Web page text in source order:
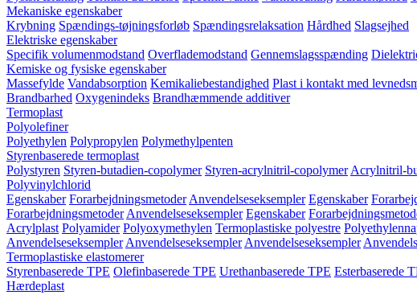
Mekaniske egenskaber
Krybning Spændings-tøjningsforløb Spændingsrelaksation Hårdhed Slagsejhed
Elektriske egenskaber
Specifik volumenmodstand Overflademodstand Gennemslagsspænding
Kemiske og fysiske egenskaber
Massefylde Vandabsorption Kemikaliebestandighed Plast i kontakt med
Brandbarhed Oxygenindeks Brandhæmmende additiver
Termoplast
Polyolefiner
Polyethylen Polypropylen Polymethylpenten
Styrenbaserede termoplast
Polystyren Styren-butadien-copolymer Styren-acrylnitril-copolymer Acrylnitril-
Polyvinylchlorid
Egenskaber Forarbejdningsmetoder Anvendelseseksempler Egenskaber
Forarbejdningsmetoder Anvendelseseksempler Egenskaber
Acrylplast Polyamider Polyoxymethylen Termoplastiske polyestre
Anvendelseseksempler Anvendelseseksempler Anvendelseseksempler
Termoplastiske elastomerer
Styrenbaserede TPE Olefinbaserede TPE Urethanbaserede TPE Esterbaserede
Hærdeplast